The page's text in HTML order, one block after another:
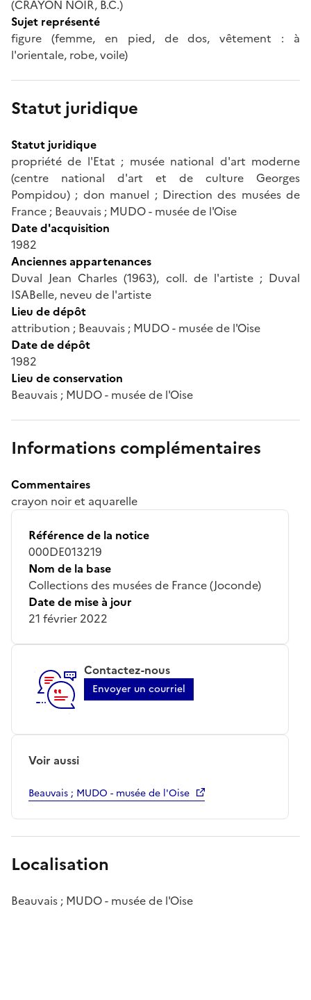
(CRAYON NOIR, B.C.)
Sujet représenté
figure (femme, en pied, de dos, vêtement : à
l'orientale, robe, voile)
Statut juridique
Statut juridique
propriété de l'Etat ; musée national d'art moderne
(centre national d'art et de culture Georges
Pompidou) ; don manuel ; Direction des musées de
France ; Beauvais ; MUDO - musée de l'Oise
Date d'acquisition
1982
Anciennes appartenances
Duval Jean Charles (1963), coll. de l'artiste ; Duval
ISABelle, neveu de l'artiste
Lieu de dépôt
attribution ; Beauvais ; MUDO - musée de l'Oise
Date de dépôt
1982
Lieu de conservation
Beauvais ; MUDO - musée de l'Oise
Informations complémentaires
Commentaires
crayon noir et aquarelle
Référence de la notice
000DE013219
Nom de la base
Collections des musées de France (Joconde)
Date de mise à jour
21 février 2022
Contactez-nous
Envoyer un courriel
Voir aussi
Beauvais ; MUDO - musée de l'Oise
Localisation
Beauvais ; MUDO - musée de l'Oise